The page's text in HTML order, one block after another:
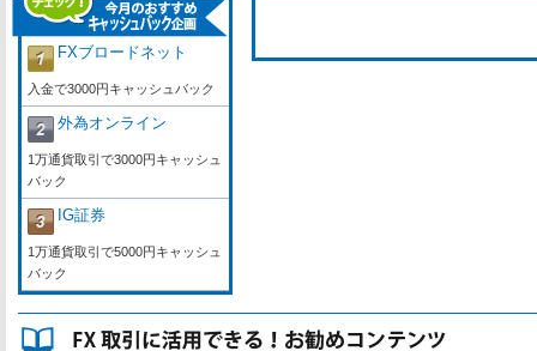
FXブロードネット
入金で3000円キャッシュバック
外為オンライン
1万通貨取引で3000円キャッシュ
バック
IG証券
1万通貨取引で5000円キャッシュ
バック